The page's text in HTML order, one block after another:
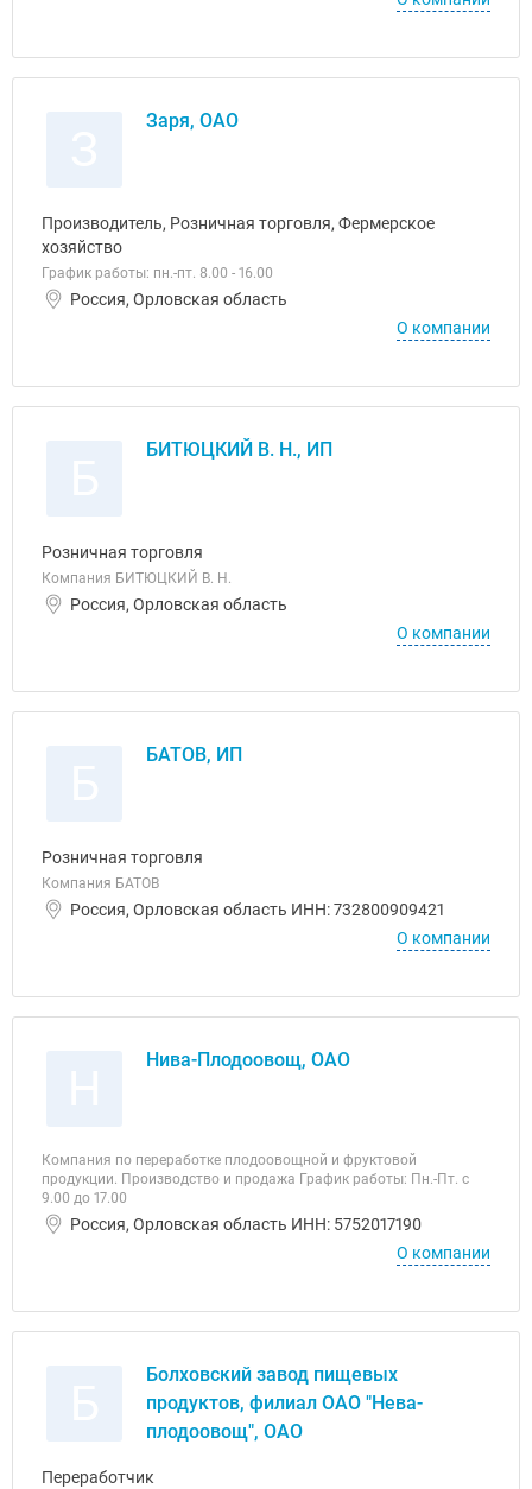
Заря, ОАО
Производитель, Розничная торговля, Фермерское
хозяйство
График работы: пн.-пт. 8.00 - 16.00
Россия, Орловская область
О компании
БИТЮЦКИЙ В. Н., ИП
Розничная торговля
Компания БИТЮЦКИЙ В. Н.
Россия, Орловская область
О компании
БАТОВ, ИП
Розничная торговля
Компания БАТОВ
Россия, Орловская область ИНН: 732800909421
О компании
Нива-Плодоовощ, ОАО
Компания по переработке плодоовощной и фруктовой
продукции. Производство и продажа График работы: Пн.-Пт. с
9.00 до 17.00
Россия, Орловская область ИНН: 5752017190
О компании
Болховский завод пищевых
продуктов, филиал ОАО "Нева-
плодоовощ", ОАО
Переработчик